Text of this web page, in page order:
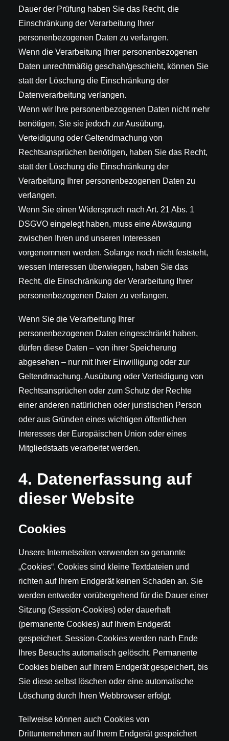
Dauer der Prüfung haben Sie das Recht, die
Einschränkung der Verarbeitung Ihrer
personenbezogenen Daten zu verlangen.
Wenn die Verarbeitung Ihrer personenbezogenen
Daten unrechtmäßig geschah/geschieht, können Sie
statt der Löschung die Einschränkung der
Datenverarbeitung verlangen.
Wenn wir Ihre personenbezogenen Daten nicht mehr
benötigen, Sie sie jedoch zur Ausübung,
Verteidigung oder Geltendmachung von
Rechtsansprüchen benötigen, haben Sie das Recht,
statt der Löschung die Einschränkung der
Verarbeitung Ihrer personenbezogenen Daten zu
verlangen.
Wenn Sie einen Widerspruch nach Art. 21 Abs. 1
DSGVO eingelegt haben, muss eine Abwägung
zwischen Ihren und unseren Interessen
vorgenommen werden. Solange noch nicht feststeht,
wessen Interessen überwiegen, haben Sie das
Recht, die Einschränkung der Verarbeitung Ihrer
personenbezogenen Daten zu verlangen.
Wenn Sie die Verarbeitung Ihrer
personenbezogenen Daten eingeschränkt haben,
dürfen diese Daten – von ihrer Speicherung
abgesehen – nur mit Ihrer Einwilligung oder zur
Geltendmachung, Ausübung oder Verteidigung von
Rechtsansprüchen oder zum Schutz der Rechte
einer anderen natürlichen oder juristischen Person
oder aus Gründen eines wichtigen öffentlichen
Interesses der Europäischen Union oder eines
Mitgliedstaats verarbeitet werden.
4. Datenerfassung auf
dieser Website
Cookies
Unsere Internetseiten verwenden so genannte
„Cookies“. Cookies sind kleine Textdateien und
richten auf Ihrem Endgerät keinen Schaden an. Sie
werden entweder vorübergehend für die Dauer einer
Sitzung (Session-Cookies) oder dauerhaft
(permanente Cookies) auf Ihrem Endgerät
gespeichert. Session-Cookies werden nach Ende
Ihres Besuchs automatisch gelöscht. Permanente
Cookies bleiben auf Ihrem Endgerät gespeichert, bis
Sie diese selbst löschen oder eine automatische
Löschung durch Ihren Webbrowser erfolgt.
Teilweise können auch Cookies von
Drittunternehmen auf Ihrem Endgerät gespeichert